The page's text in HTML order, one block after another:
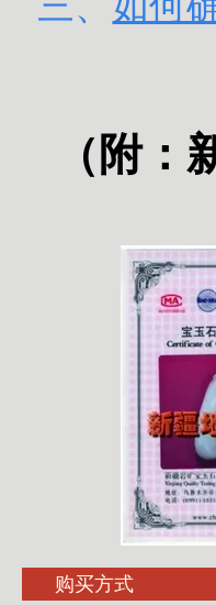
（附：
购买方式